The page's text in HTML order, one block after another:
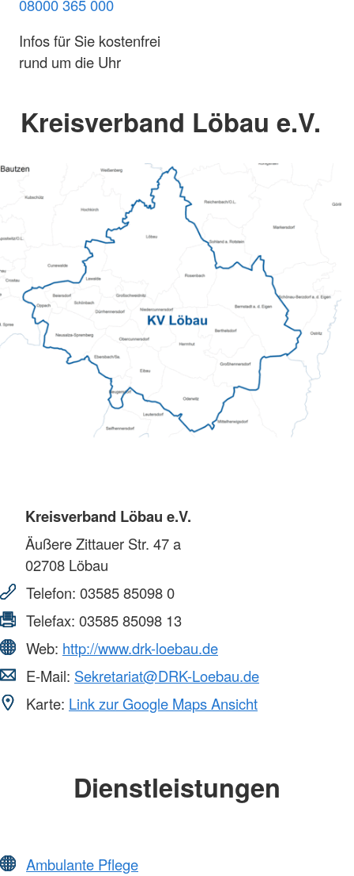
08000 365 000
Infos für Sie kostenfrei
rund um die Uhr
Kreisverband Löbau e.V.
Kreisverband Löbau e.V.
Äußere Zittauer Str. 47 a
02708 Löbau
Telefon: 03585 85098 0
Telefax: 03585 85098 13
Web: http://www.drk-loebau.de
E-Mail: Sekretariat@DRK-Loebau.de
Karte: Link zur Google Maps Ansicht
Dienstleistungen
Ambulante Pflege